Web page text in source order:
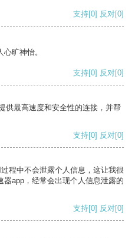
支持[0] 反对[0]
旷神怡。
支持[0] 反对[0]
供最高速度和安全性的连接，并帮
支持[0] 反对[0]
程中不会泄露个人信息，这让我很
app，经常会出现个人信息泄露的
支持[0] 反对[0]